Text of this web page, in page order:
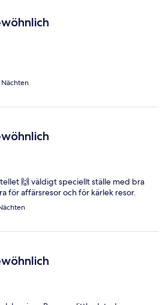
🙌 väldigt speciellt ställe med bra
för affärsresor och för kärlek resor.